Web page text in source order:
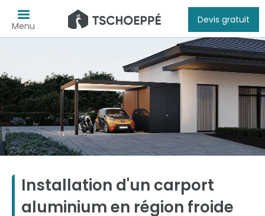
Menu
Devis gratuit
Installation d'un carport
aluminium en région froide